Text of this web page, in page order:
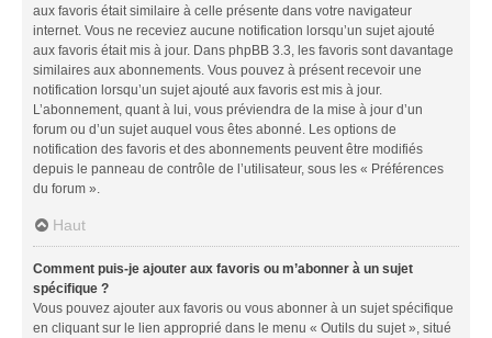
aux favoris était similaire à celle présente dans votre navigateur
internet. Vous ne receviez aucune notification lorsqu’un sujet ajouté
aux favoris était mis à jour. Dans phpBB 3.3, les favoris sont davantage
similaires aux abonnements. Vous pouvez à présent recevoir une
notification lorsqu’un sujet ajouté aux favoris est mis à jour.
L’abonnement, quant à lui, vous préviendra de la mise à jour d’un
forum ou d’un sujet auquel vous êtes abonné. Les options de
notification des favoris et des abonnements peuvent être modifiés
depuis le panneau de contrôle de l’utilisateur, sous les « Préférences
du forum ».
Haut
Comment puis-je ajouter aux favoris ou m’abonner à un sujet
spécifique ?
Vous pouvez ajouter aux favoris ou vous abonner à un sujet spécifique
en cliquant sur le lien approprié dans le menu « Outils du sujet », situé